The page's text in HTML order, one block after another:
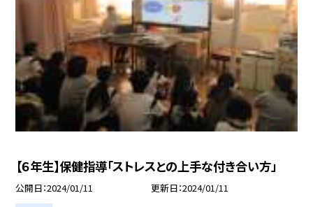
【６年生】保健指導「ストレスとの上手な付き合い方」
公開日 2024/01/11 更新日 2024/01/11